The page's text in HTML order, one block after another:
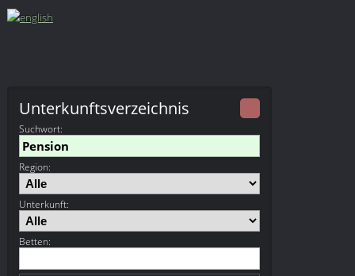
Unterkunftsverzeichnis
Suchwort:
Region:
Unterkunft:
Betten: